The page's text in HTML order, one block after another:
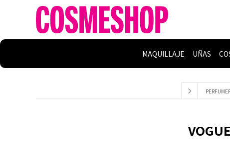
MAQUILLAJE UÑAS